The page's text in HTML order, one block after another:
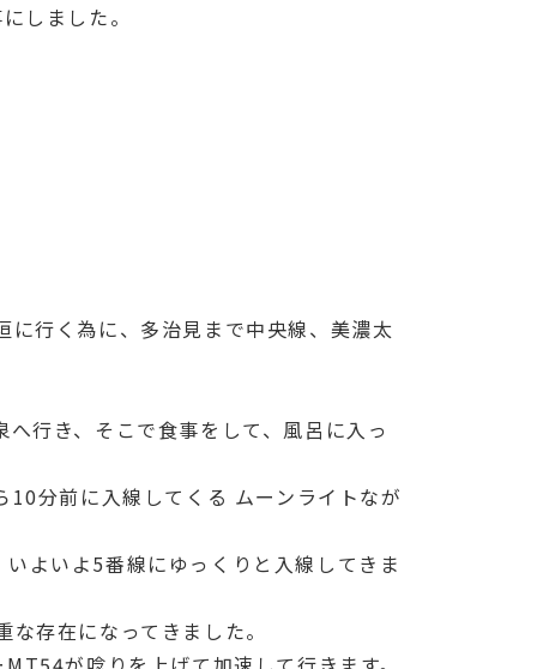
しました。
行く為に、多治見まで中央線、美濃太
行き、そこで食事をして、風呂に入っ
分前に入線してくる ムーンライトなが
よいよ5番線にゆっくりと入線してきま
存在になってきました。